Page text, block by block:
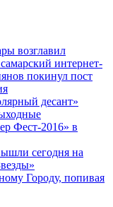
возглавил
интернет-
покинул пост
десант»
Фест-2016» в
сегодня на
Городу, попивая